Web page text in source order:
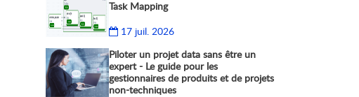
Task Mapping
17 juil. 2026
Piloter un projet data sans être un
expert - Le guide pour les
gestionnaires de produits et de projets
non-techniques